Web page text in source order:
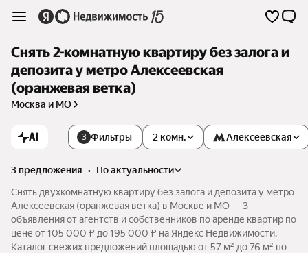
Снять 2-комнатную квартиру без залога и
депозита у метро Алексеевская
(оранжевая ветка)
Москва и МО
AI 3 Фильтры 2 комн. Алексеевская
3 предложения •
по актуальности
Снять двухкомнатную квартиру без залога и депозита у метро
Алексеевская (оранжевая ветка) в Москве и МО — 3
объявления от агентств и собственников по аренде квартир по
цене от 105 000 ₽ до 195 000 ₽ на Яндекс Недвижимости.
Каталог свежих предложений площадью от 57 м² до 76 м² по